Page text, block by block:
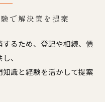
で解決策を提案
るため、登記や相続、債
、
識と経験を活かして提案